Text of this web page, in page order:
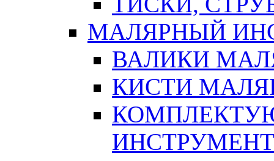
МАЛЯРНЫЙ
ВАЛИКИ
КИСТИ